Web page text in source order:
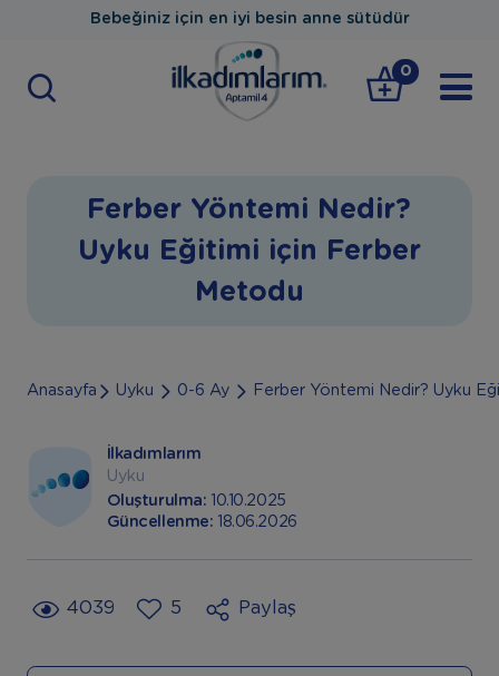
Bebeğiniz için en iyi besin anne sütüdür
0
Ferber Yöntemi Nedir?
Uyku Eğitimi için Ferber
Metodu
Anasayfa Uyku 0-6 Ay Ferber Yöntemi Nedir? Uyku
İlkadımlarım
Uyku
Oluşturulma:
10.10.2025
Güncellenme:
18.06.2026
4039 5 Paylaş